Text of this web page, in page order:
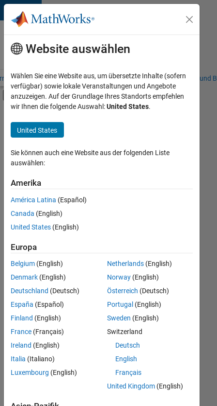
Weiter zum Inhalt
Karriere
bei
MathWorks
– Übersicht Stellensuche Niederlassungen Studierende und
Umschaltung für Off-Canvas-
Hauptinhalt
Information Technology
Commercial Sales
Customer Support
Inside Sales
Sales Operations
Finance and Operations
Legal
+6
Derzeit
es
keine
offenen
Stellen,
Ihren
Suchkriterien
entsprechen.
können
die
Suchkriterien
weiter
fassen
oder
alle
Stellenangebote
anzeigen .
Website auswählen
Wählen Sie eine Website aus, um übersetzte Inhalte (sofern
verfügbar) sowie lokale Veranstaltungen und Angebote
anzuzeigen. Auf der Grundlage Ihres Standorts empfehlen
wir Ihnen die folgende Auswahl:United States.
United States
Sie können auch eine Website aus der folgenden Liste
auswählen:
Amerika
América Latina (Español)
Canada (English)
United States (English)
Europa
Belgium (English)
Denmark (English)
Deutschland (Deutsch)
España (Español)
Finland (English)
France (Français)
Ireland (English)
Italia (Italiano)
Luxembourg (English)
Netherlands(English)
Norway(English)
Österreich (Deutsch)
Portugal (English)
Sweden (English)
Switzerland
Deutsch
English
Français
United Kingdom(English)